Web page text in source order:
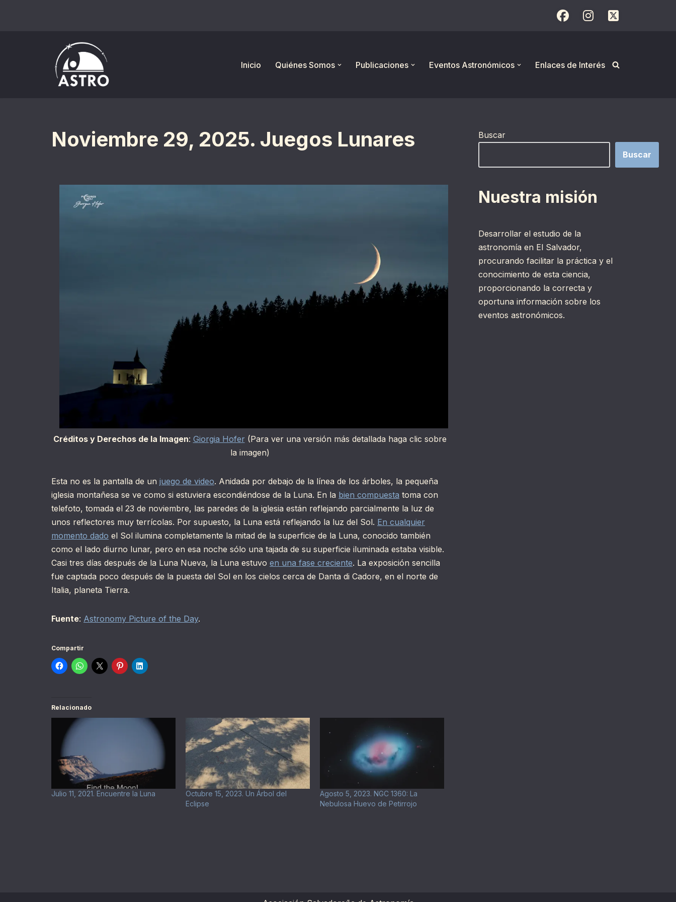
Inicio
Quiénes Somos Publicaciones Eventos Astronómicos Enlaces de Interés
Noviembre 29, 2025. Juegos Lunares
Créditos y Derechos de la Imagen: Giorgia Hofer (Para ver una versión más detallada haga clic sobre
la imagen)
Esta no es la pantalla de un juego de video. Anidada por debajo de la línea de los árboles, la pequeña
iglesia montañesa se ve como si estuviera escondiéndose de la Luna. En la bien compuesta toma con
telefoto, tomada el 23 de noviembre, las paredes de la iglesia están reflejando parcialmente la luz de
unos reflectores muy terrícolas. Por supuesto, la Luna está reflejando la luz del Sol. En cualquier
momento dado el Sol ilumina completamente la mitad de la superficie de la Luna, conocido también
como el lado diurno lunar, pero en esa noche sólo una tajada de su superficie iluminada estaba visible.
Casi tres días después de la Luna Nueva, la Luna estuvo en una fase creciente. La exposición sencilla
fue captada poco después de la puesta del Sol en los cielos cerca de Danta di Cadore, en el norte de
Italia, planeta Tierra.
Fuente: Astronomy Picture of the Day.
Compartir
Relacionado
Julio 11, 2021. Encuentre la Luna
Octubre 15, 2023. Un Árbol del
Eclipse
Agosto 5, 2023. NGC 1360: La
Nebulosa Huevo de Petirrojo
Buscar
Buscar
Nuestra misión
Desarrollar el estudio de la
astronomía en El Salvador,
procurando facilitar la práctica y el
conocimiento de esta ciencia,
proporcionando la correcta y
oportuna información sobre los
eventos astronómicos.